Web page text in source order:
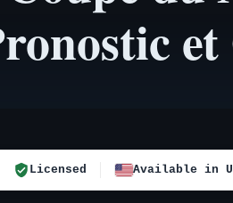
et
Licensed Available in